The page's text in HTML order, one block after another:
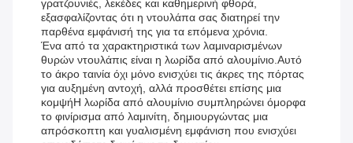
γρατζουνιές, λεκέδες και καθημερινή φθορά,
εξασφαλίζοντας ότι η ντουλάπα σας διατηρεί την
παρθένα εμφάνισή της για τα επόμενα χρόνια.
Ένα από τα χαρακτηριστικά των λαμιναρισμένων
θυρών ντουλάπις είναι η λωρίδα από αλουμίνιο.Αυτό
το άκρο ταινία όχι μόνο ενισχύει τις άκρες της πόρτας
για αυξημένη αντοχή, αλλά προσθέτει επίσης μια
κομψήΗ λωρίδα από αλουμίνιο συμπληρώνει όμορφα
το φινίρισμα από λαμινίτη, δημιουργώντας μια
απρόσκοπτη και γυαλισμένη εμφάνιση που ενισχύει